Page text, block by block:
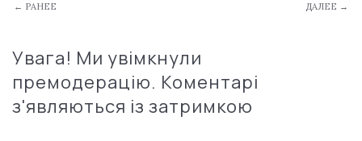
← РАНЕЕ ДАЛЕЕ →
Увага! Ми увімкнули
премодерацію. Коментарі
з'являються із затримкою